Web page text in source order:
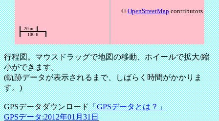
©OpenStreetMap contributors
20 m
100 ft
行程図。マウスドラッグで地図の移動、ホイールで拡大/縮
小ができます。
(軌跡データが表示されるまで、しばらく時間がかかりま
す。)
GPSデータダウンロード「GPSデータとは？」
GPSデータ:2012年01月31日